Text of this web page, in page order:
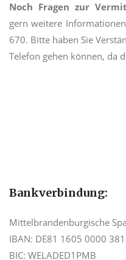
Noch Fragen zur
gern weitere
670. Bitte haben Sie
Telefon gehen können, da
Bankverbindung:
Mittelbrandenburgische
IBAN: DE81 1605 0000
BIC: WELADED1PMB